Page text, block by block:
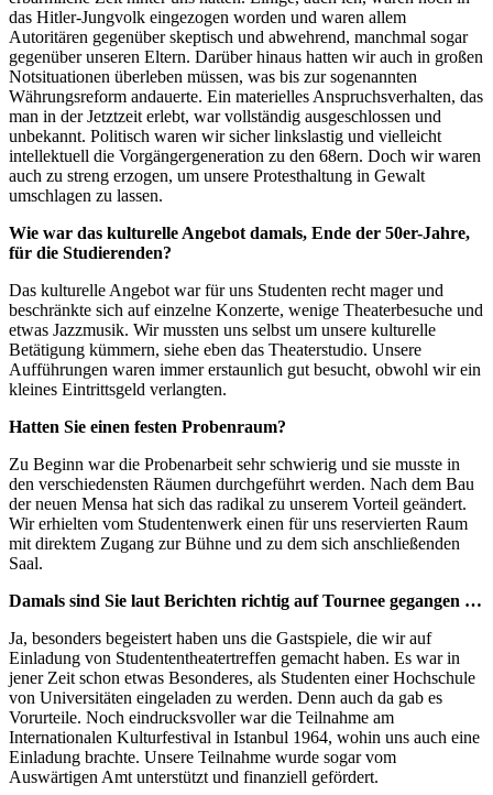
das Hitler-Jungvolk eingezogen worden und waren allem
Autoritären gegenüber skeptisch und abwehrend, manchmal sogar
gegenüber unseren Eltern. Darüber hinaus hatten wir auch in großen
Notsituationen überleben müssen, was bis zur sogenannten
Währungsreform andauerte. Ein materielles Anspruchsverhalten, das
man in der Jetztzeit erlebt, war vollständig ausgeschlossen und
unbekannt. Politisch waren wir sicher linkslastig und vielleicht
intellektuell die Vorgängergeneration zu den 68ern. Doch wir waren
auch zu streng erzogen, um unsere Protesthaltung in Gewalt
umschlagen zu lassen.
Wie war das kulturelle Angebot damals, Ende der 50er-Jahre,
für die Studierenden?
Das kulturelle Angebot war für uns Studenten recht mager und
beschränkte sich auf einzelne Konzerte, wenige Theaterbesuche und
etwas Jazzmusik. Wir mussten uns selbst um unsere kulturelle
Betätigung kümmern, siehe eben das Theaterstudio. Unsere
Aufführungen waren immer erstaunlich gut besucht, obwohl wir ein
kleines Eintrittsgeld verlangten.
Hatten Sie einen festen Probenraum?
Zu Beginn war die Probenarbeit sehr schwierig und sie musste in
den verschiedensten Räumen durchgeführt werden. Nach dem Bau
der neuen Mensa hat sich das radikal zu unserem Vorteil geändert.
Wir erhielten vom Studentenwerk einen für uns reservierten Raum
mit direktem Zugang zur Bühne und zu dem sich anschließenden
Saal.
Damals sind Sie laut Berichten richtig auf Tournee gegangen …
Ja, besonders begeistert haben uns die Gastspiele, die wir auf
Einladung von Studententheatertreffen gemacht haben. Es war in
jener Zeit schon etwas Besonderes, als Studenten einer Hochschule
von Universitäten eingeladen zu werden. Denn auch da gab es
Vorurteile. Noch eindrucksvoller war die Teilnahme am
Internationalen Kulturfestival in Istanbul 1964, wohin uns auch eine
Einladung brachte. Unsere Teilnahme wurde sogar vom
Auswärtigen Amt unterstützt und finanziell gefördert.